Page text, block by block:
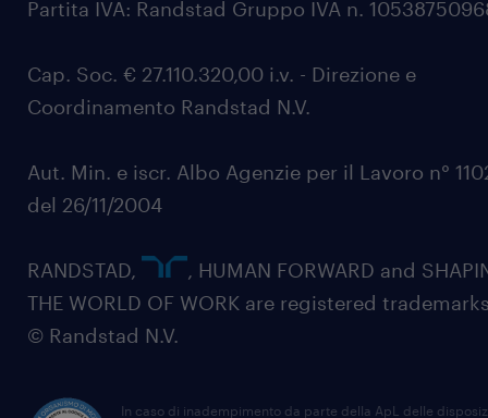
Partita IVA: Randstad Gruppo IVA n.
Cap. Soc. € 27.110.320,00 i.v. - Direzione e
Coordinamento Randstad N.V.
Aut. Min. e iscr. Albo Agenzie per il Lavoro n°
del 26/11/2004
RANDSTAD,
, HUMAN FORWARD and
THE WORLD OF WORK are registered
© Randstad N.V.
In caso di inadempimento da parte della ApL delle